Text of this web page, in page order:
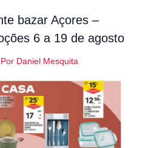
bazar Açores –
6 a 19 de agosto
Daniel Mesquita